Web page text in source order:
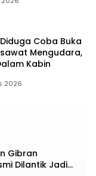
Coba Buka
Mengudara,
Kabin
2026
Gibran
Dilantik Jadi